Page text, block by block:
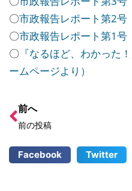
〇市政報告レポート第2号
〇市政報告レポート第1号
〇 『なるほど、わかった
ームページより）
前へ
前の投稿
Facebook Twitter